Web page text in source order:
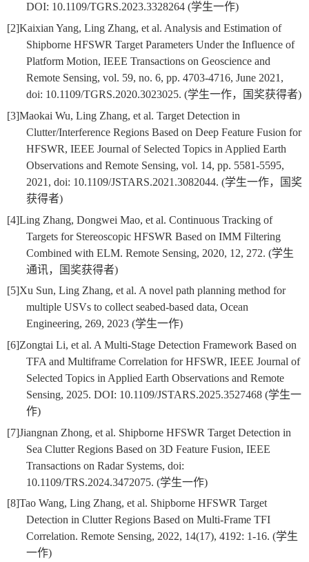
DOI: 10.1109/TGRS.2023.3328264 (学生一作)
[2]Kaixian Yang, Ling Zhang, et al. Analysis and Estimation of
Shipborne HFSWR Target Parameters Under the Influence of
Platform Motion, IEEE Transactions on Geoscience and
Remote Sensing, vol. 59, no. 6, pp. 4703-4716, June 2021,
doi: 10.1109/TGRS.2020.3023025. (学生一作，国奖获得者)
[3]Maokai Wu, Ling Zhang, et al. Target Detection in
Clutter/Interference Regions Based on Deep Feature Fusion for
HFSWR, IEEE Journal of Selected Topics in Applied Earth
Observations and Remote Sensing, vol. 14, pp. 5581-5595,
2021, doi: 10.1109/JSTARS.2021.3082044. (学生一作，国奖
获得者)
[4]Ling Zhang, Dongwei Mao, et al. Continuous Tracking of
Targets for Stereoscopic HFSWR Based on IMM Filtering
Combined with ELM. Remote Sensing, 2020, 12, 272. (学生
通讯，国奖获得者)
[5]Xu Sun, Ling Zhang, et al. A novel path planning method for
multiple USVs to collect seabed-based data, Ocean
Engineering, 269, 2023 (学生一作)
[6]Zongtai Li, et al. A Multi-Stage Detection Framework Based on
TFA and Multiframe Correlation for HFSWR, IEEE Journal of
Selected Topics in Applied Earth Observations and Remote
Sensing, 2025. DOI: 10.1109/JSTARS.2025.3527468 (学生一
作)
[7]Jiangnan Zhong, et al. Shipborne HFSWR Target Detection in
Sea Clutter Regions Based on 3D Feature Fusion, IEEE
Transactions on Radar Systems, doi:
10.1109/TRS.2024.3472075. (学生一作)
[8]Tao Wang, Ling Zhang, et al. Shipborne HFSWR Target
Detection in Clutter Regions Based on Multi-Frame TFI
Correlation. Remote Sensing, 2022, 14(17), 4192: 1-16. (学生
一作)